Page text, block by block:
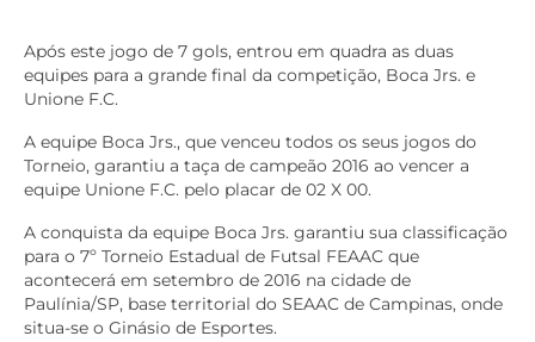
Após este jogo de 7 gols, entrou em quadra as duas
equipes para a grande final da competição, Boca Jrs. e
Unione F.C.
A equipe Boca Jrs., que venceu todos os seus jogos do
Torneio, garantiu a taça de campeão 2016 ao vencer a
equipe Unione F.C. pelo placar de 02 X 00.
A conquista da equipe Boca Jrs. garantiu sua classificação
para o 7º Torneio Estadual de Futsal FEAAC que
acontecerá em setembro de 2016 na cidade de
Paulínia/SP, base territorial do SEAAC de Campinas, onde
situa-se o Ginásio de Esportes.